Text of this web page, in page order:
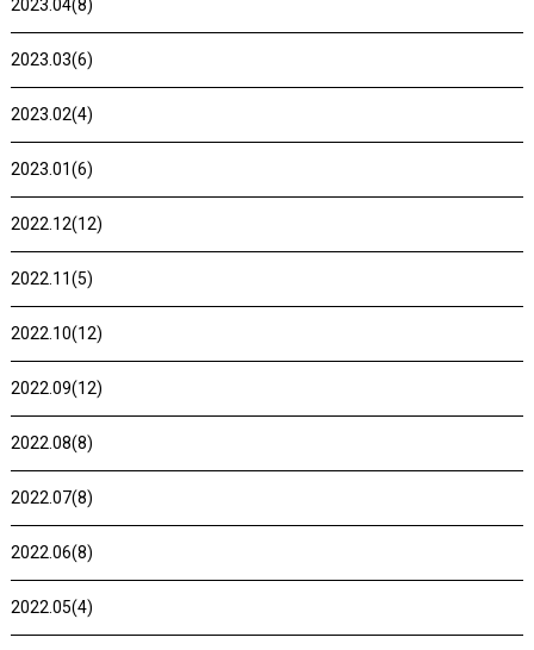
2023.04(8)
2023.03(6)
2023.02(4)
2023.01(6)
2022.12(12)
2022.11(5)
2022.10(12)
2022.09(12)
2022.08(8)
2022.07(8)
2022.06(8)
2022.05(4)